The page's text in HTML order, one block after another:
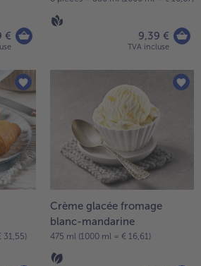
de 7 menus au choix
€ 9,39 €
TVA incluse
31,55)
Crème glacée fromage
blanc-mandarine
475 ml (1000 ml = € 16,61)